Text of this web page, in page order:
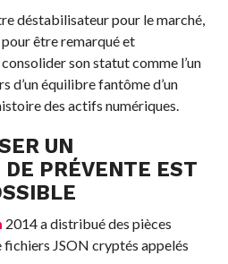
déstabilisateur pour le marché,
être remarqué et
son statut comme l’un
d’un équilibre fantôme d’un
des actifs numériques.
UN
PRÉVENTE EST
2014 a distribué des pièces
fichiers JSON cryptés appelés